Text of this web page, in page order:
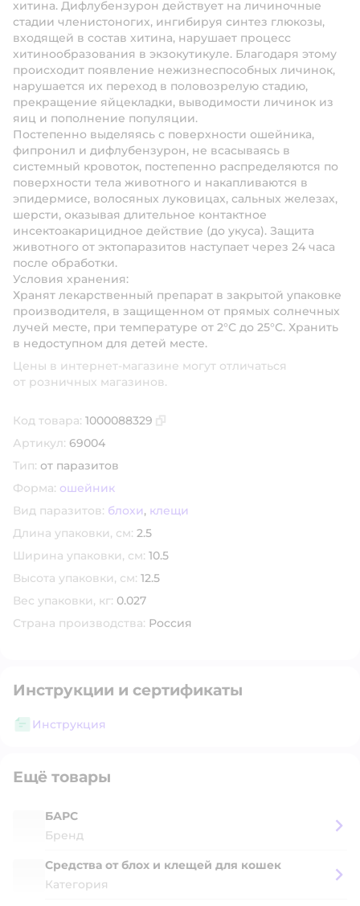
хитина. Дифлубензурон действует на личиночные
стадии членистоногих, ингибируя синтез глюкозы,
входящей в состав хитина, нарушает процесс
хитинообразования в экзокутикуле. Благодаря этому
происходит появление нежизнеспособных личинок,
нарушается их переход в половозрелую стадию,
прекращение яйцекладки, выводимости личинок из
яиц и пополнение популяции.
Постепенно выделяясь с поверхности ошейника,
фипронил и дифлубензурон, не всасываясь в
системный кровоток, постепенно распределяются по
поверхности тела животного и накапливаются в
эпидермисе, волосяных луковицах, сальных железах,
шерсти, оказывая длительное контактное
инсектоакарицидное действие (до укуса). Защита
животного от эктопаразитов наступает через 24 часа
после обработки.
Условия хранения:
Хранят лекарственный препарат в закрытой упаковке
производителя, в защищенном от прямых солнечных
лучей месте, при температуре от 2°С до 25°С. Хранить
в недоступном для детей месте.
Цены в интернет-магазине могут отличаться
от розничных магазинов.
Код товара: 1000088329
Артикул: 69004
Тип: от паразитов
Форма: ошейник
Вид паразитов: блохи, клещи
Длина упаковки, см: 2.5
Ширина упаковки, см: 10.5
Высота упаковки, см: 12.5
Вес упаковки, кг: 0.027
Страна производства: Россия
Инструкции и сертификаты
Инструкция
Ещё товары
БАРС
Бренд
Средства от блох и клещей для кошек
Категория